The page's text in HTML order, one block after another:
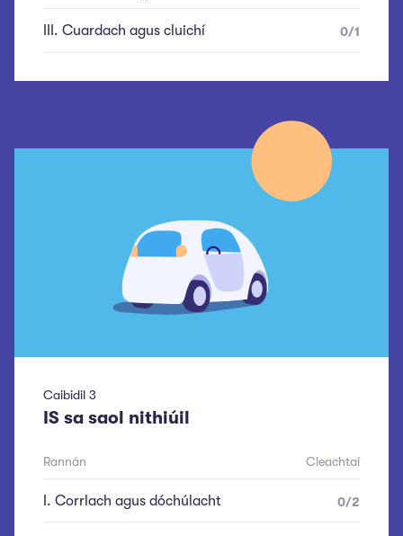
. Cuardach agus cluichí 0/1
Caibidil 3
IS sa saol nithiúil
Rannán Cleachtaí
. Corrlach agus dóchúlacht 0/2